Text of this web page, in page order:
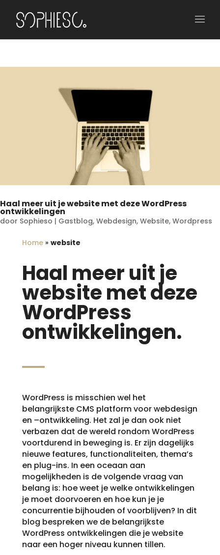
Haal meer uit je website met deze WordPress
ontwikkelingen
door Sophieso | Gastblog, Webdesign, Website, Wordpress
Home» website
Haal meer uit je
website met deze
WordPress
ontwikkelingen.
WordPress is misschien wel het
belangrijkste CMS platform voor webdesign
en –ontwikkeling. Het zal je dan ook niet
verbazen dat de wereld rondom WordPress
voortdurend in beweging is. Er zijn dagelijks
nieuwe features, functionaliteiten, thema’s
en plug-ins. In een oceaan aan
mogelijkheden is de volgende vraag van
belang is: hoe weet je welke ontwikkelingen
je moet doorvoeren en hoe kun je je
concurrentie bijhouden of voorblijven? In dit
blog bespreken we de belangrijkste
WordPress ontwikkelingen die je website
naar een hoger niveau kunnen tillen.